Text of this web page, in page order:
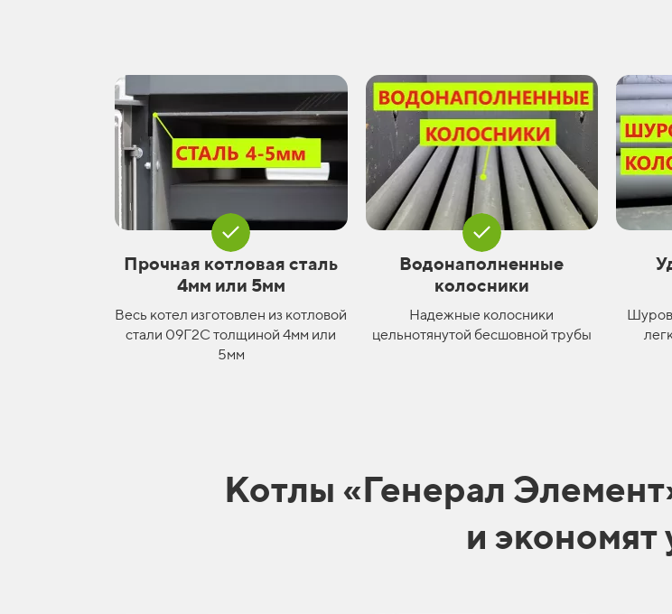
Прочная котловая сталь
4мм или 5мм
Весь котел изготовлен из котловой
стали 09Г2С толщиной 4мм или
5мм
Водонаполненные
колосники
Надежные колосники
цельнотянутой бесшовной трубы
Котлы «Генерал
и экономят